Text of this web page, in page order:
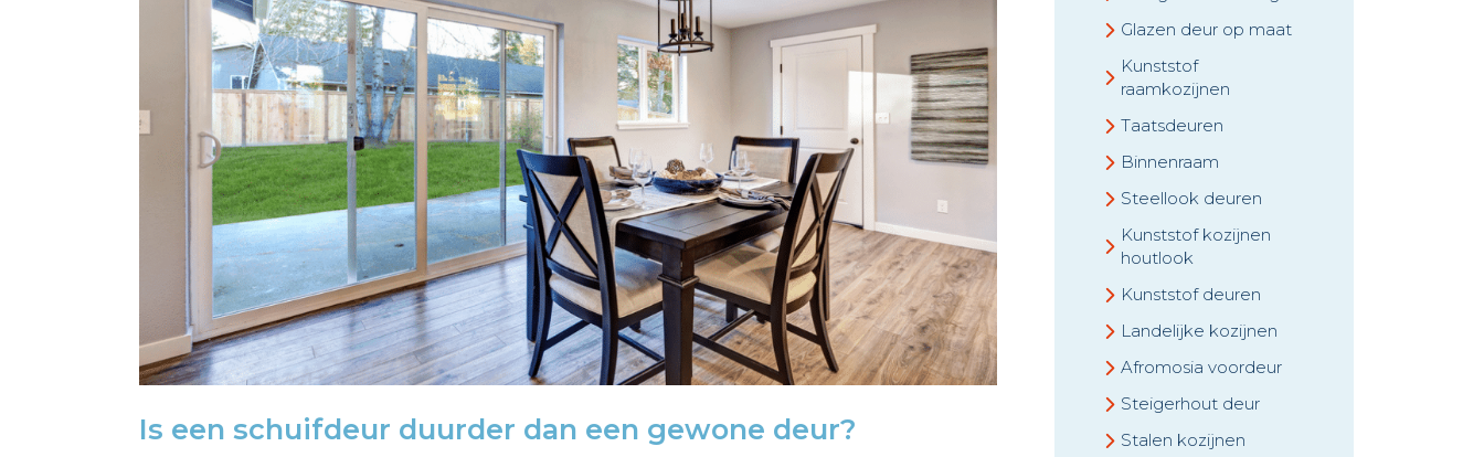
Is een schuifdeur duurder dan een gewone deur?
Glazen deur op maat
Kunststof
raamkozijnen
Taatsdeuren
Binnenraam
Steellook deuren
Kunststof kozijnen
houtlook
Kunststof deuren
Landelijke kozijnen
Afromosia voordeur
Steigerhout deur
Stalen kozijnen